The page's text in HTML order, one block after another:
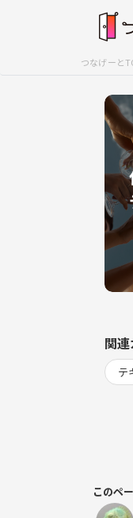
つなげーと
関
テ
このペ